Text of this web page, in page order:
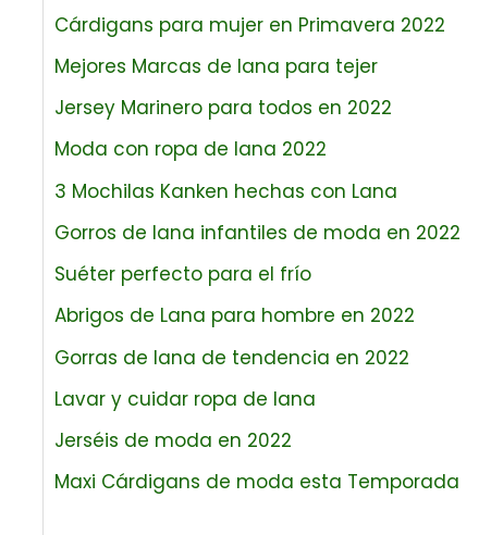
Cárdigans para mujer en Primavera 2022
Mejores Marcas de lana para tejer
Jersey Marinero para todos en 2022
Moda con ropa de lana 2022
3 Mochilas Kanken hechas con Lana
Gorros de lana infantiles de moda en 2022
Suéter perfecto para el frío
Abrigos de Lana para hombre en 2022
Gorras de lana de tendencia en 2022
Lavar y cuidar ropa de lana
Jerséis de moda en 2022
Maxi Cárdigans de moda esta Temporada